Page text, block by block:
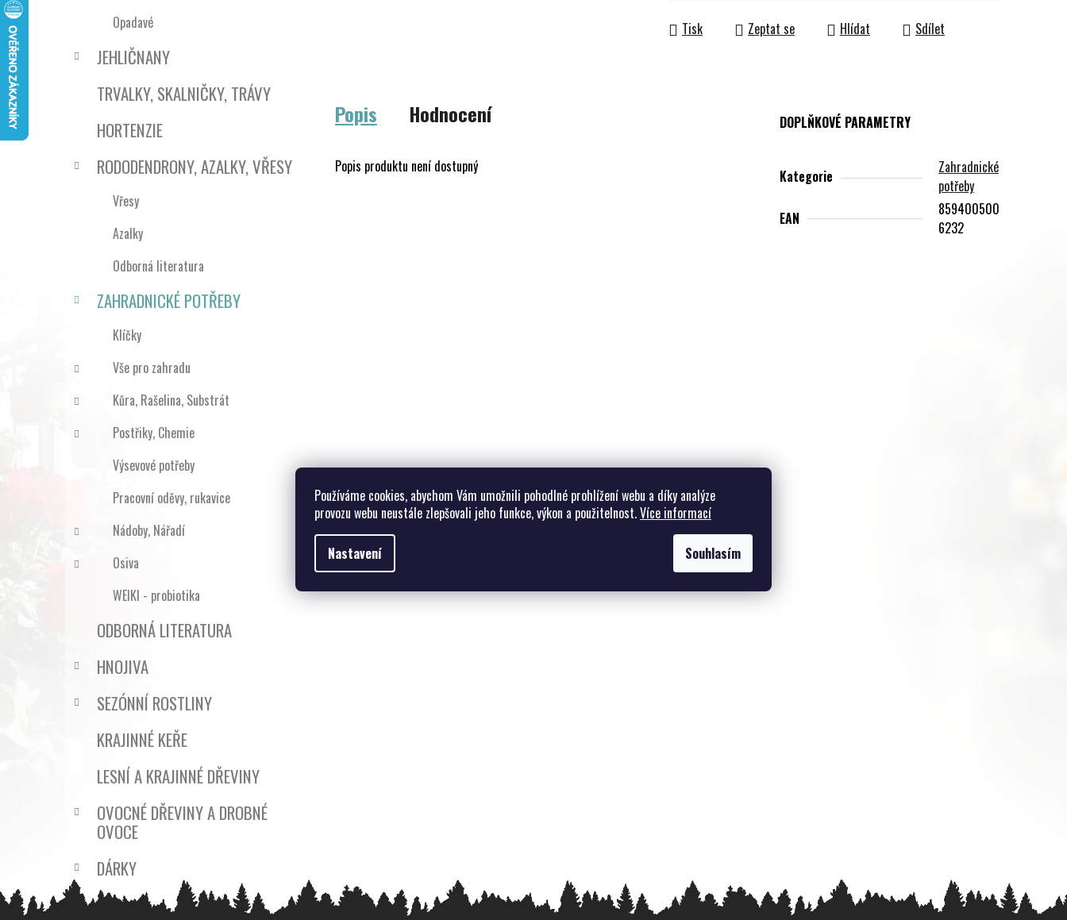
Používáme cookies, abychom Vám umožnili pohodlné prohlížení webu a díky analýze
provozu webu neustále zlepšovali jeho funkce, výkon a použitelnost.Více informací
Nastavení Souhlasím
Opadavé
JEHLIČNANY
TRVALKY, SKALNIČKY, TRÁVY
HORTENZIE
RODODENDRONY, AZALKY, VŘESY
Vřesy
Azalky
Odborná literatura
ZAHRADNICKÉ POTŘEBY
Klíčky
Vše pro zahradu
Kůra, Rašelina, Substrát
Postřiky, Chemie
Výsevové potřeby
Pracovní oděvy, rukavice
Nádoby, Nářadí
Osiva
WEIKI - probiotika
ODBORNÁ LITERATURA
HNOJIVA
SEZÓNNÍ ROSTLINY
KRAJINNÉ KEŘE
LESNÍ A KRAJINNÉ DŘEVINY
OVOCNÉ DŘEVINY A DROBNÉ
OVOCE
DÁRKY
Tisk Zeptat se Hlídat Sdílet
Popis Hodnocení
Popis produktu není dostupný
DOPLŇKOVÉ PARAMETRY
Kategorie
Zahradnické
potřeby
EAN
859400500
6232